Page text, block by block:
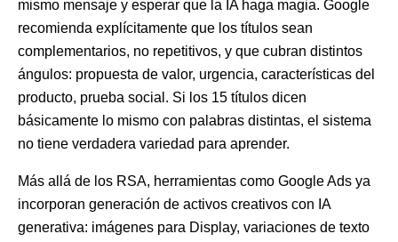
mismo mensaje y esperar que la IA haga magia. Google
recomienda explícitamente que los títulos sean
complementarios, no repetitivos, y que cubran distintos
ángulos: propuesta de valor, urgencia, características del
producto, prueba social. Si los 15 títulos dicen
básicamente lo mismo con palabras distintas, el sistema
no tiene verdadera variedad para aprender.
Más allá de los RSA, herramientas como Google Ads ya
incorporan generación de activos creativos con IA
generativa: imágenes para Display, variaciones de texto